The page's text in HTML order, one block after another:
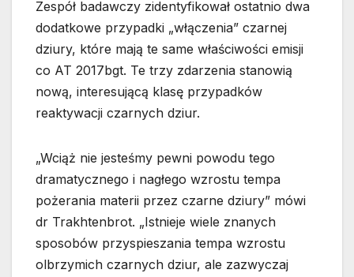
Zespół badawczy zidentyfikował ostatnio dwa
dodatkowe przypadki „włączenia” czarnej
dziury, które mają te same właściwości emisji
co AT 2017bgt. Te trzy zdarzenia stanowią
nową, interesującą klasę przypadków
reaktywacji czarnych dziur.
„Wciąż nie jesteśmy pewni powodu tego
dramatycznego i nagłego wzrostu tempa
pożerania materii przez czarne dziury” mówi
dr Trakhtenbrot. „Istnieje wiele znanych
sposobów przyspieszania tempa wzrostu
olbrzymich czarnych dziur, ale zazwyczaj